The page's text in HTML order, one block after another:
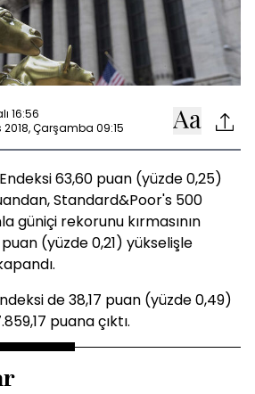
16:56
Çarşamba 09:15
63,60 puan (yüzde 0,25)
Standard&Poor's 500
güniçi rekorunu kırmasının
(yüzde 0,21) yükselişle
de 38,17 puan (yüzde 0,49)
puana çıktı.